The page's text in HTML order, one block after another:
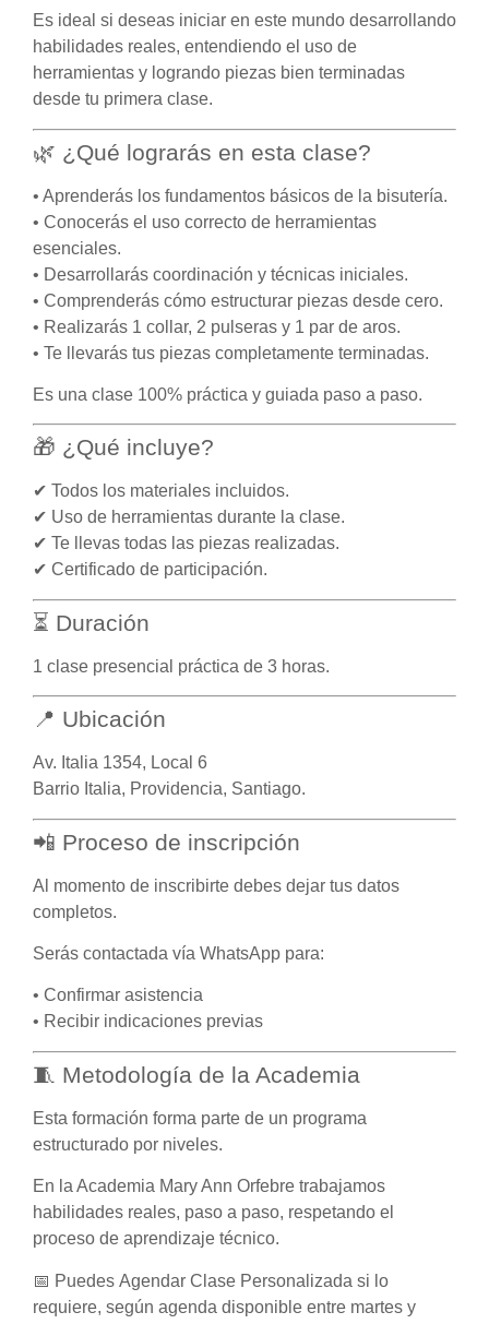
Es ideal si deseas iniciar en este mundo desarrollando
habilidades reales, entendiendo el uso de
herramientas y logrando piezas bien terminadas
desde tu primera clase.
🌿 ¿Qué lograrás en esta clase?
• Aprenderás los fundamentos básicos de la bisutería.
• Conocerás el uso correcto de herramientas
esenciales.
• Desarrollarás coordinación y técnicas iniciales.
• Comprenderás cómo estructurar piezas desde cero.
• Realizarás 1 collar, 2 pulseras y 1 par de aros.
• Te llevarás tus piezas completamente terminadas.
Es una clase 100% práctica y guiada paso a paso.
🎁 ¿Qué incluye?
✔ Todos los materiales incluidos.
✔ Uso de herramientas durante la clase.
✔ Te llevas todas las piezas realizadas.
✔ Certificado de participación.
⏳ Duración
1 clase presencial práctica de 3 horas.
📍 Ubicación
Av. Italia 1354, Local 6
Barrio Italia, Providencia, Santiago.
📲 Proceso de inscripción
Al momento de inscribirte debes dejar tus datos
completos.
Serás contactada vía WhatsApp para:
• Confirmar asistencia
• Recibir indicaciones previas
🧵 Metodología de la Academia
Esta formación forma parte de un programa
estructurado por niveles.
En la Academia Mary Ann Orfebre trabajamos
habilidades reales, paso a paso, respetando el
proceso de aprendizaje técnico.
📅 Puedes Agendar Clase Personalizada si lo
requiere, según agenda disponible entre martes y